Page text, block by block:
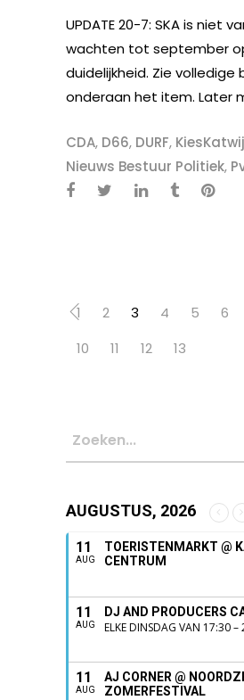
UPDATE 20-7: SKA is niet
wachten tot september
duidelijkheid. Zie volledige
onderaan het item. Later
CDA, D66, DURF,
Nieuws Bestuur Politiek,
1 2 3 4 5 6
10
11 12 13
AUGUSTUS, 2026
11
AUG
TOERISTENMARKT @
CENTRUM
11
AUG
DJ AND PRODUCERS
ELKE DINSDAG VAN 17:30 –
11
AUG
AJ CORNER @
ZOMERFESTIVAL